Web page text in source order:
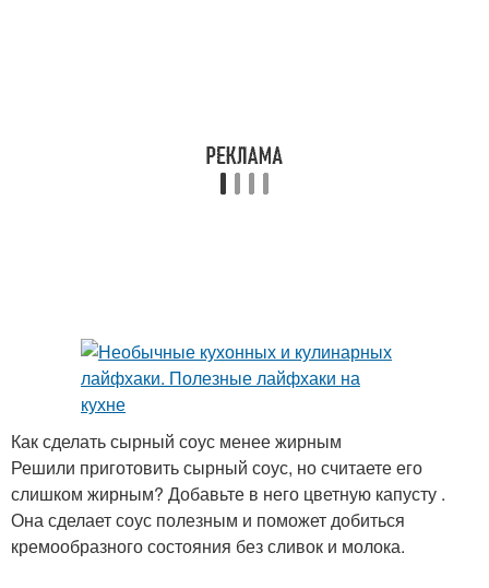
Как сделать сырный соус менее жирным
Решили приготовить сырный соус, но считаете его
слишком жирным? Добавьте в него цветную капусту .
Она сделает соус полезным и поможет добиться
кремообразного состояния без сливок и молока.